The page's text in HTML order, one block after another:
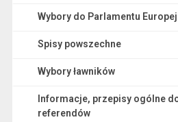
Wybory do Parlamentu
Spisy powszechne
Wybory ławników
Informacje, przepisy ogólne
referendów